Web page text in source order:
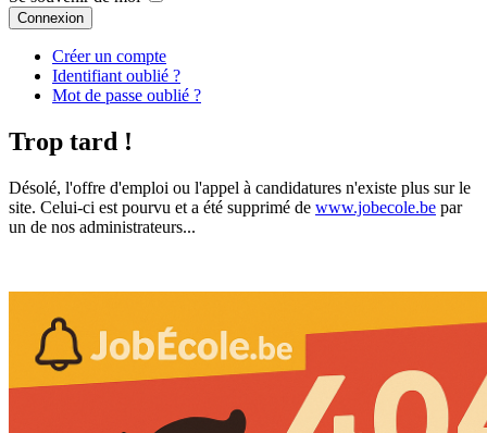
Connexion
Créer un compte
Identifiant oublié ?
Mot de passe oublié ?
Trop tard !
Désolé, l'offre d'emploi ou l'appel à candidatures n'existe plus sur le
site. Celui-ci est pourvu et a été supprimé de www.jobecole.be par
un de nos administrateurs...